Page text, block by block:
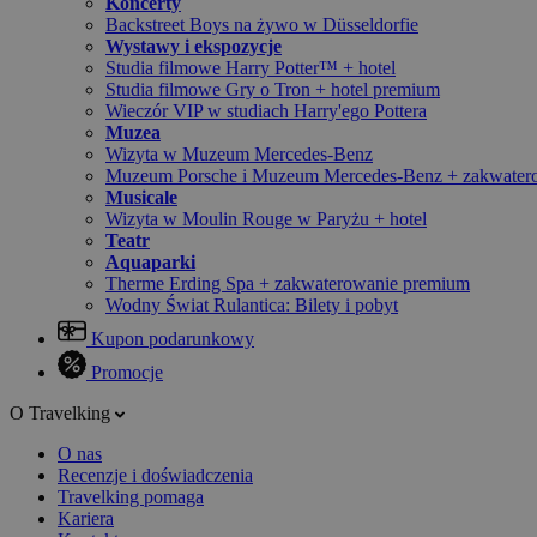
Backstreet Boys na żywo w Düsseldorfie
Wystawy i ekspozycje
Studia filmowe Harry Potter™ + hotel
Studia filmowe Gry o Tron + hotel premium
Wieczór VIP w studiach Harry'ego Pottera
Muzea
Wizyta w Muzeum Mercedes-Benz
Muzeum Porsche i Muzeum Mercedes-Benz +
Musicale
Wizyta w Moulin Rouge w Paryżu + hotel
Teatr
Aquaparki
Therme Erding Spa + zakwaterowanie premium
Wodny Świat Rulantica: Bilety i pobyt
Kupon podarunkowy
Promocje
O Travelking
O nas
Recenzje i doświadczenia
Travelking pomaga
Kariera